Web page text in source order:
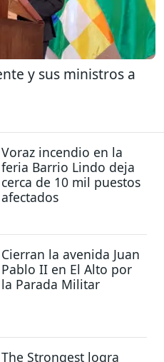
y sus ministros a
Voraz incendio en la
feria Barrio Lindo deja
cerca de 10 mil puestos
afectados
Cierran la avenida Juan
Pablo II en El Alto por
la Parada Militar
The Strongest logra